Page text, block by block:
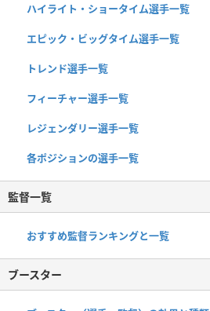
ハイライト・ショータイム選手一覧
エピック・ビッグタイム選手一覧
トレンド選手一覧
フィーチャー選手一覧
レジェンダリー選手一覧
各ポジションの選手一覧
監督一覧
おすすめ監督ランキングと一覧
ブースター